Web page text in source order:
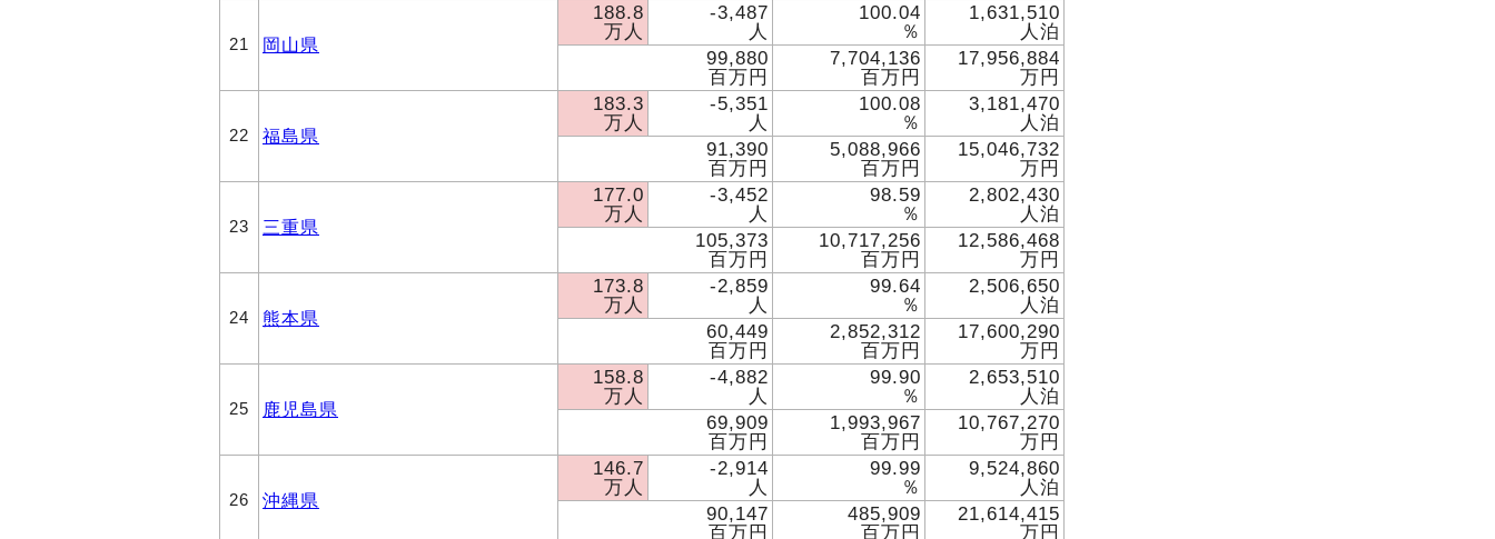
21 岡山県
188.8
万人
-3,487
人
100.04
％
1,631,510
人泊
99,880
百万円
7,704,136
百万円
17,956,884
万円
22 福島県
183.3
万人
-5,351
人
100.08
％
3,181,470
人泊
91,390
百万円
5,088,966
百万円
15,046,732
万円
23 三重県
177.0
万人
-3,452
人
98.59
％
2,802,430
人泊
105,373
百万円
10,717,256
百万円
12,586,468
万円
24 熊本県
173.8
万人
-2,859
人
99.64
％
2,506,650
人泊
60,449
百万円
2,852,312
百万円
17,600,290
万円
25 鹿児島県
158.8
万人
-4,882
人
99.90
％
2,653,510
人泊
69,909
百万円
1,993,967
百万円
10,767,270
万円
26 沖縄県
146.7
万人
-2,914
人
99.99
％
9,524,860
人泊
90,147
百万円
485,909
百万円
21,614,415
万円